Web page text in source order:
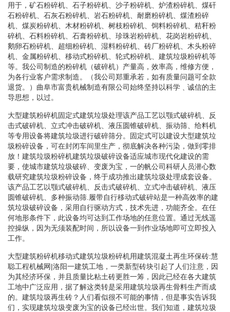
用于，矿石粉碎机、石子粉碎机、沙子粉碎机、炉渣粉碎机、煤矸
石粉碎机、石灰石粉碎机、岩石粉碎机、耐磨粉碎机、煤渣粉碎
机、煤炭粉碎机、木材粉碎机、树枝粉碎机、饲料粉碎机、秸秆粉
碎机、石料粉碎机、石膏粉碎机、珍珠岩粉碎机、花岗岩粉碎机、
鹅卵石粉碎机、超细粉碎机、湿料粉碎机、砖厂粉碎机、木头粉碎
机、金属粉碎机、移动式粉碎机、轮式粉碎机、建筑垃圾粉碎机等
等。我公司制造的粉碎机（破碎机）产量高，效率高，维修方便，
为各行业客户需求制造。（我公司郑重承若，如有质量问题可全款
退货。）曲阜市富贵机械制造有限公司始终坚持以科学﹑诚信的主
导思想，以过。
大型建筑粉碎机固定式建筑垃圾处理该产品工艺以颚式破碎机、反
击式破碎机、立式冲击破碎机、液压圆锥破碎机、振动筛、给料机
等专用设备将建筑垃圾进行破碎筛分。固定式可以建设大型建筑垃
圾粉碎设备，可在封闭车间里生产，彻底解决各种污染，做到零排
放！建筑垃圾粉碎机建筑垃圾破碎设备适应城市现代化建设的需
要，使城市建筑垃圾破碎、变废为宝，一的帆公司科研人员潜心数
载研究建筑垃圾粉碎设备，终于成功推出建筑垃圾处理成套设备。
该产品工艺以颚式破碎机、反击式破碎机、立式冲击破碎机、液压
圆锥破碎机、多种振动筛.履带自行移动式破碎站是一种高效率的建
筑垃圾破碎设备，采用自行驱动方式，技术先进，功能齐全。在任
何地形条件下，此设备均可达到工作场地的任意位置。通过无线遥
控操纵，因为无须装配时间，所以设备一到作业场地即可立即投入
工作。
大型建筑粉碎机移动式建筑垃圾粉碎机用建筑混凝土再生环保砖:慧
聪工程机械网|洛阳一建筑工地，一类新型砖块引起了人们注意，因
为其经济环保，并且质量比粘土砖更胜一筹，因此已经在各大建筑
工地中广泛应用，据了解这类转是采用建筑垃圾再生骨料生产而成
的。建筑垃圾再生砖？人们看似很不可能的事情，但是事实告诉我
们，实现建筑垃圾变废为宝的设备已经出世。我们知道，建筑垃圾